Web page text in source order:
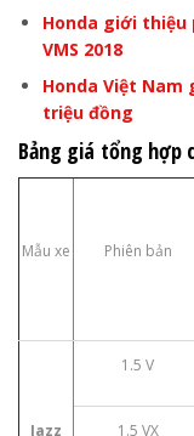
Honda giới thiệu
VMS 2018
Honda Việt Nam
triệu đồng
Bảng giá tổng hợp
Mẫu xe Phiên bản
Jazz
1.5 V
1.5 VX